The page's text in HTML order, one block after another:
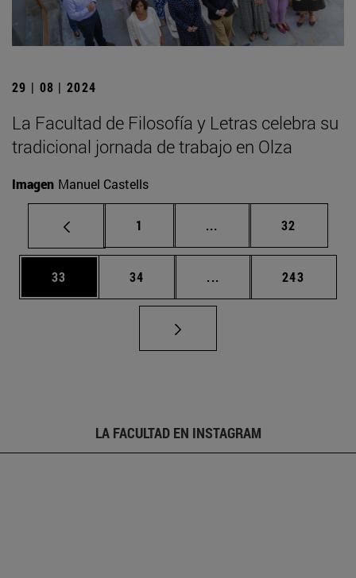
29 | 08 | 2024
La Facultad de Filosofía y Letras celebra su
tradicional jornada de trabajo en Olza
Imagen Manuel Castells
Página
1 ... Páginas intermedias
Página
32
Página
33 Página
34 ... Páginas intermedias
Página
243
LA FACULTAD EN INSTAGRAM